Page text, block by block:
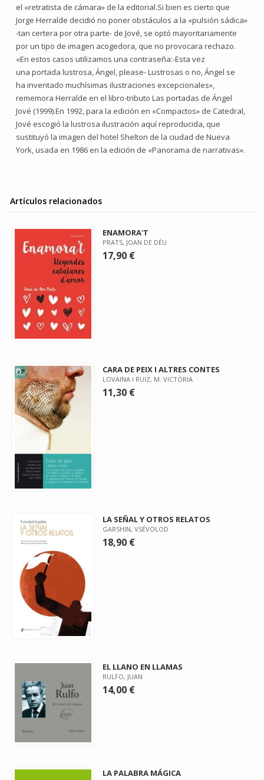
el «retratista de cámara» de la editorial.Si bien es cierto que
Jorge Herralde decidió no poner obstáculos a la «pulsión sádica»
-tan certera por otra parte- de Jové, se optó mayoritariamente
por un tipo de imagen acogedora, que no provocara rechazo.
«En estos casos utilizamos una contraseña:-Esta vez
una portada lustrosa, Ángel, please- Lustrosas o no, Ángel se
ha inventado muchísimas ilustraciones excepcionales»,
rememora Herralde en el libro-tributo Las portadas de Ángel
Jové (1999).En 1992, para la edición en «Compactos» de Catedral,
Jové escogió la lustrosa ilustración aquí reproducida, que
sustituyó la imagen del hotel Shelton de la ciudad de Nueva
York, usada en 1986 en la edición de «Panorama de narrativas».
Artículos relacionados
ENAMORA'T
PRATS, JOAN DE DÉU
17,90 €
CARA DE PEIX I ALTRES CONTES
LOVAINA I RUIZ, M. VICTÒRIA
11,30 €
LA SEÑAL Y OTROS RELATOS
GARSHIN, VSÉVOLOD
18,90 €
EL LLANO EN LLAMAS
RULFO, JUAN
14,00 €
LA PALABRA MÁGICA